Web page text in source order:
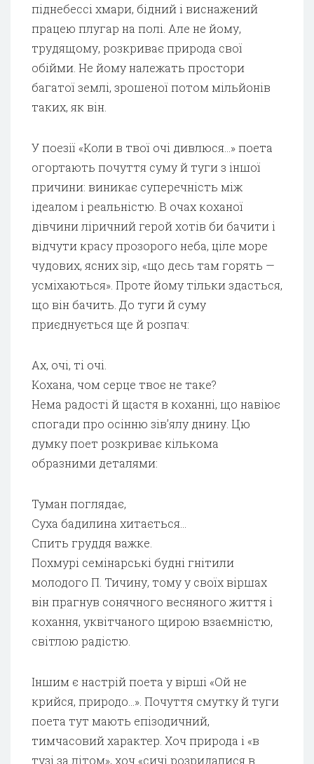
піднебессі хмари, бідний і виснажений
працею плугар на полі. Але не йому,
трудящому, розкриває природа свої
обійми. Не йому належать простори
багатої землі, зрошеної потом мільйонів
таких, як він.
У поезії «Коли в твої очі дивлюся…» поета
огортають почуття суму й туги з іншої
причини: виникає суперечність між
ідеалом і реальністю. В очах коханої
дівчини ліричний герой хотів би бачити і
відчути красу прозорого неба, ціле море
чудових, ясних зір, «що десь там горять —
усміхаються». Проте йому тільки здасться,
що він бачить. До туги й суму
приєднується ще й розпач:
Ах, очі, ті очі.
Кохана, чом серце твоє не таке?
Нема радості й щастя в коханні, що навіює
спогади про осінню зів’ялу днину. Цю
думку поет розкриває кількома
образними деталями:
Туман поглядає,
Суха бадилина хитається…
Спить груддя важке.
Похмурі семінарські будні гнітили
молодого П. Тичину, тому у своїх віршах
він прагнув сонячного весняного життя і
кохання, уквітчаного щирою взаємністю,
світлою радістю.
Іншим є настрій поета у вірші «Ой не
крийся, природо…». Почуття смутку й туги
поета тут мають епізодичний,
тимчасовий характер. Хоч природа і «в
тузі за літом», хоч «сичі розридалися в